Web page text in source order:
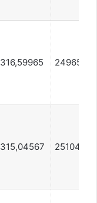
316,59965 249656
315,04567 251042